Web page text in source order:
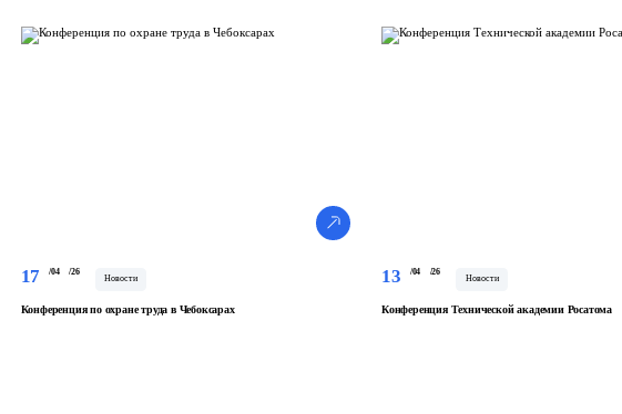
17 /04 /26
Новости
Конференция по охране труда в Чебоксарах
13 /04 /26
Новости
Конференция Технической академии Росатома